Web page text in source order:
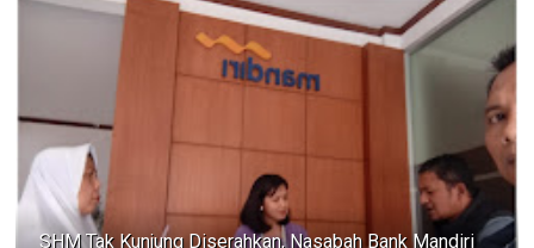
SHM Tak Kunjung Diserahkan, Nasabah Bank Mandiri